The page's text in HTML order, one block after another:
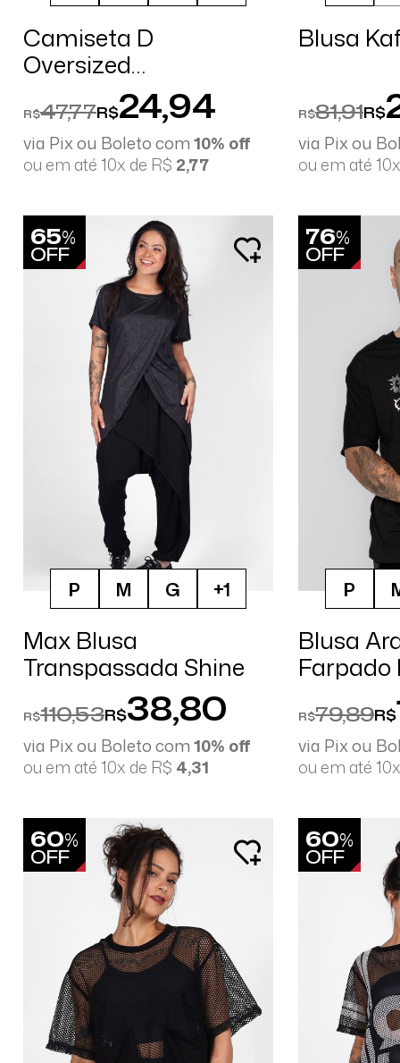
Camiseta D
Oversized
Checkerboard
R$47,77R$24,94
via Pix ou Boleto com10% off
ou em até 10x de R$ 2,77
Blusa
R$81,91R$
via Pix ou
ou em até
65%
OFF
P M G +1
Max Blusa
Transpassada Shine
R$110,53R$38,80
via Pix ou Boleto com10% off
ou em até 10x de R$ 4,31
76%
OFF
P
Blusa
Farpado
R$79,89R$
via Pix ou
ou em até
60%
OFF
60%
OFF